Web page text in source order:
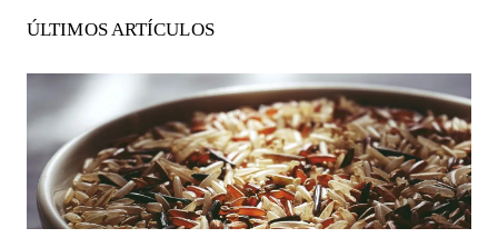
ÚLTIMOS ARTÍCULOS